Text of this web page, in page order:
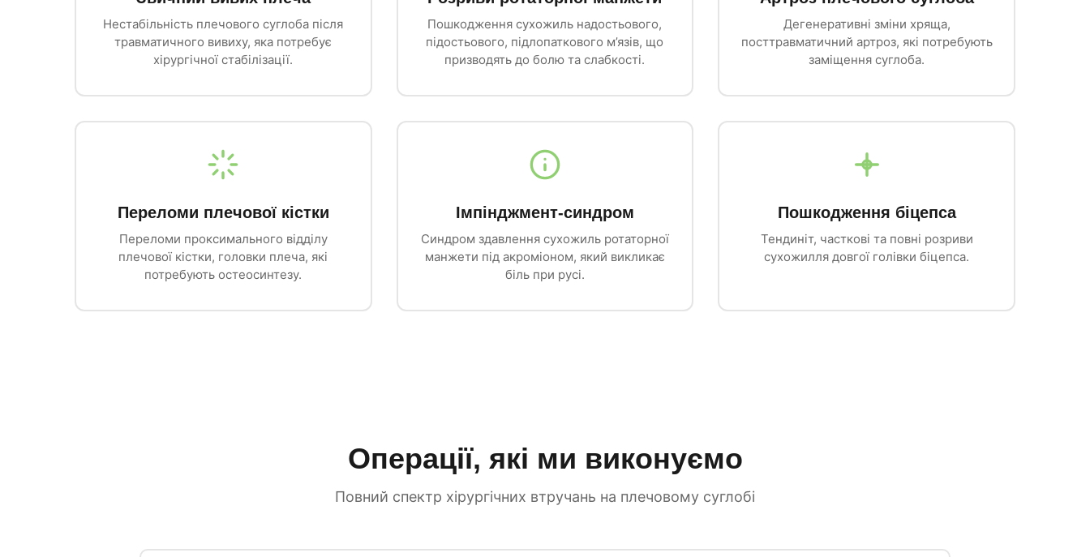
Нестабільність плечового суглоба після
травматичного вивиху, яка потребує
хірургічної стабілізації.
Пошкодження сухожиль надостьового,
підостьового, підлопаткового м’язів, що
призводять до болю та слабкості.
Дегенеративні зміни хряща,
посттравматичний артроз, які потребують
заміщення суглоба.
Переломи плечової кістки
Переломи проксимального відділу
плечової кістки, головки плеча, які
потребують остеосинтезу.
Імпінджмент-синдром
Синдром здавлення сухожиль ротаторної
манжети під акроміоном, який викликає
біль при русі.
Пошкодження біцепса
Тендиніт, часткові та повні розриви
сухожилля довгої голівки біцепса.
Операції, які ми виконуємо
Повний спектр хірургічних втручань на плечовому суглобі